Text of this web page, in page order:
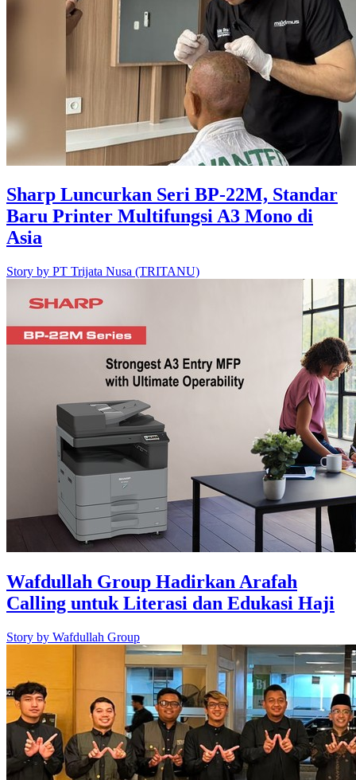
Sharp Luncurkan Seri BP-22M, Standar
Baru Printer Multifungsi A3 Mono di
Asia
Story by PT Trijata Nusa (TRITANU)
Wafdullah Group Hadirkan Arafah
Calling untuk Literasi dan Edukasi Haji
Story by Wafdullah Group